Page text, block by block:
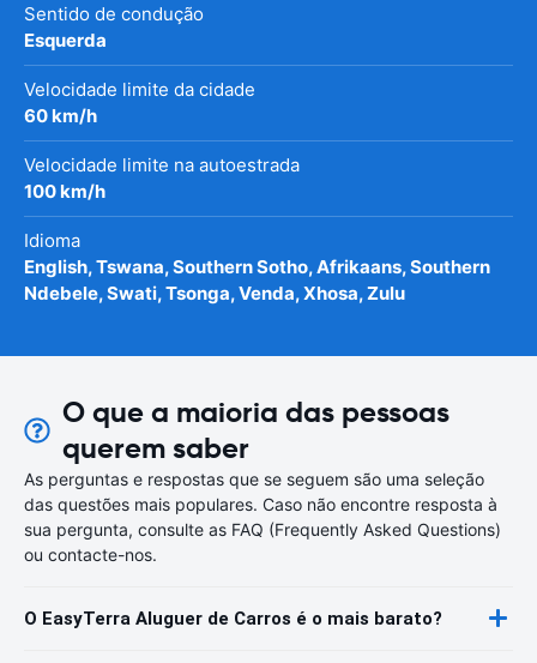
Sentido de condução
Esquerda
Velocidade limite da cidade
60 km/h
Velocidade limite na autoestrada
100 km/h
Idioma
English, Tswana, Southern Sotho, Afrikaans, Southern
Ndebele, Swati, Tsonga, Venda, Xhosa, Zulu
O que a maioria das pessoas
querem saber
As perguntas e respostas que se seguem são uma seleção
das questões mais populares. Caso não encontre resposta à
sua pergunta, consulte as FAQ (Frequently Asked Questions)
ou contacte-nos.
O EasyTerra Aluguer de Carros é o mais barato?